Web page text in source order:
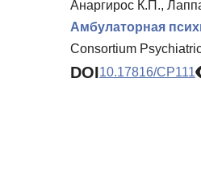
Анаргирос К.П.,
Амбулаторная
Consortium
DOI10.17816/CP111